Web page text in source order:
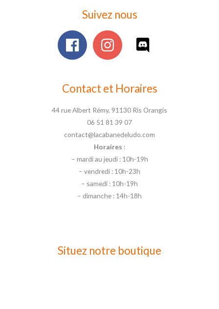
Suivez nous
Contact et Horaires
44 rue Albert Rémy, 91130 Ris Orangis
06 51 81 39 07
contact@lacabanedeludo.com
Horaires :
– mardi au jeudi : 10h-19h
– vendredi : 10h-23h
– samedi : 10h-19h
– dimanche : 14h-18h
Situez notre boutique